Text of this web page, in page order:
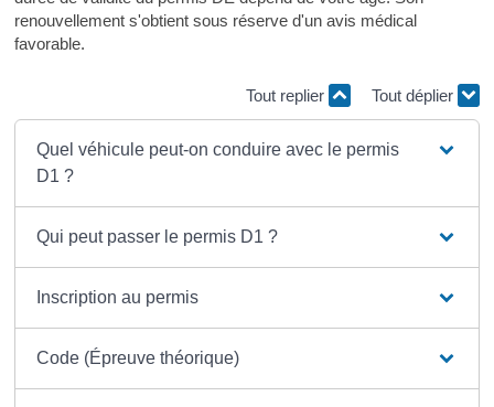
renouvellement s'obtient sous réserve d'un avis médical
favorable.
Tout replier Tout déplier
Quel véhicule peut-on conduire avec le permis
D1 ?
Qui peut passer le permis D1 ?
Inscription au permis
Code (Épreuve théorique)